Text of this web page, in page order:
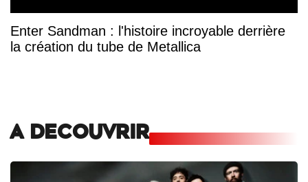
Enter Sandman : l'histoire incroyable derrière
la création du tube de Metallica
A DECOUVRIR